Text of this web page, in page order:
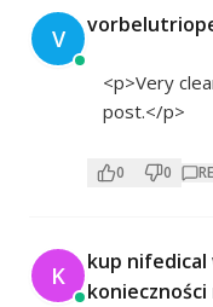
V
<p>Very
post.</p>
0 0
K
kup nifedical